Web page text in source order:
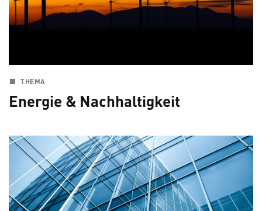
THEMA
Energie & Nachhaltigkeit